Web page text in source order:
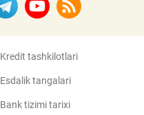
Kredit tashkilotlari
Esdalik tangalari
Bank tizimi tarixi